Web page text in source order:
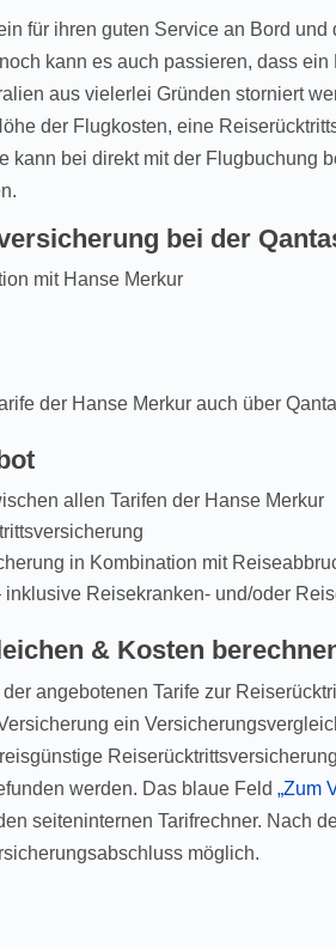
für ihren guten Service an Bord
kann es auch passieren, dass ein
aus vielerlei Gründen storniert
der Flugkosten, eine
kann bei direkt mit der Flugbuchung
bei der
mit Hanse Merkur
der Hanse Merkur auch über
allen Tarifen der Hanse Merkur
in Kombination mit
inklusive Reisekranken- und/oder
& Kosten
angebotenen Tarife zur
ein
werden. Das blaue Feld„Zum
seiteninternen Tarifrechner. Nach
möglich.